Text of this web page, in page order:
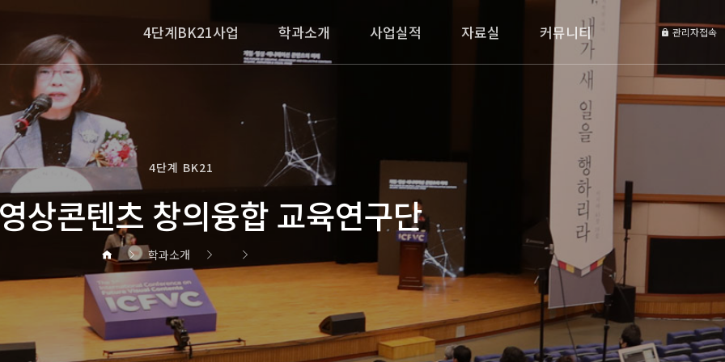
4단계BK21사업 학과소개 사업실적 자료실 커뮤니티 관리자접속
4단계 BK21
상콘텐츠 창의융합 교육연구단
학과소개